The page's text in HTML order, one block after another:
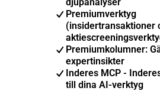
Premiumverktyg
(insidertransaktioner
Premiumkolumner:
expertinsikter
Inderes MCP -
till dina AI-verktyg